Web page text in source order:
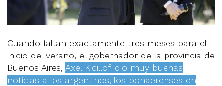
Cuando faltan exactamente tres meses para el
inicio del verano, el gobernador de la provincia de
Buenos Aires, Axel Kicillof, dio muy buenas
noticias a los argentinos, los bonaerenses en